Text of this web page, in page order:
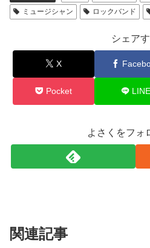
ミュージシャン
ロックバンド
シェア
X
Pocket LINE
よさくをフォ
関連記事